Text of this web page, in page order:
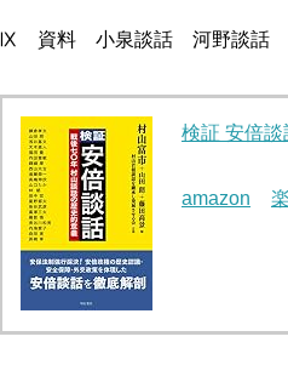
Ⅸ 資料 小泉談話 河野談話
検証 安倍
amazon